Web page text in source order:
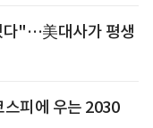
다"…美대사가 평생
피에 우는 2030